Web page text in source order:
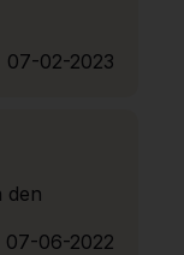
07-02-2023
den
07-06-2022